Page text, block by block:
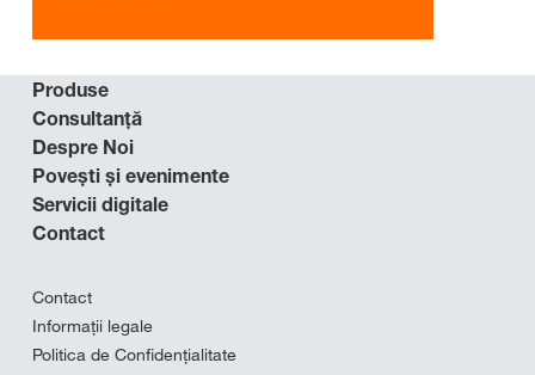
Produse
Consultanță
Despre Noi
Povești și evenimente
Servicii digitale
Contact
Contact
Informații legale
Politica de Confidențialitate